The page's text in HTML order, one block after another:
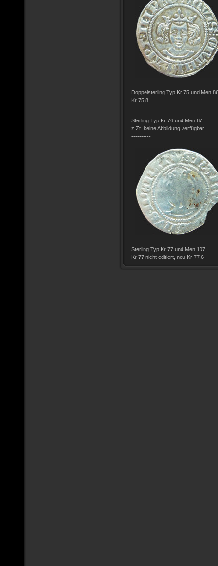
Doppelsterling Typ Kr 75 und Men 86
Kr 75.8
----------
Sterling Typ Kr 76 und Men 87
z.Zt. keine Abbildung verfügbar
----------
Sterling Typ Kr 77 und Men 107
Kr 77.nicht editiert, neu Kr 77.6